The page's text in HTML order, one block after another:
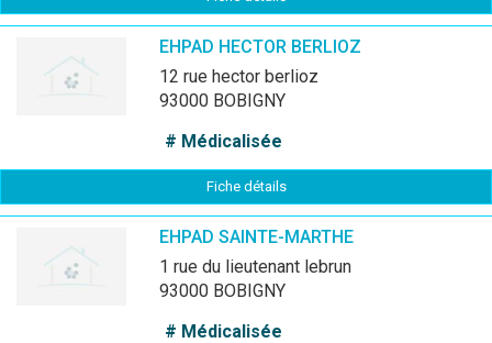
EHPAD HECTOR BERLIOZ
12 rue hector berlioz
93000 BOBIGNY
# Médicalisée
Fiche détails
EHPAD SAINTE-MARTHE
1 rue du lieutenant lebrun
93000 BOBIGNY
# Médicalisée